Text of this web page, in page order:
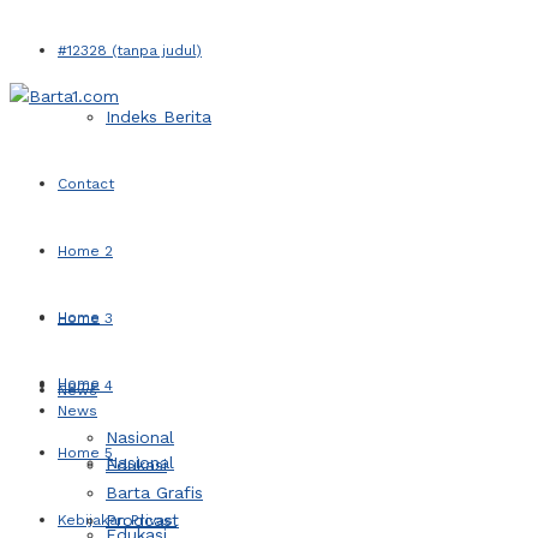
#12328 (tanpa judul)
Indeks Berita
Contact
Home 2
Home 3
Home 4
Home 5
Kebijakan Privasi
Home
News
Nasional
Home
News
Nasional
Edukasi
Barta Grafis
Prodcast